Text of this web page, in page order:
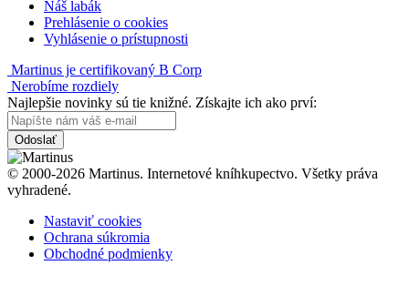
Náš labák
Prehlásenie o cookies
Vyhlásenie o prístupnosti
Martinus je certifikovaný B Corp
Nerobíme rozdiely
Najlepšie novinky sú tie knižné. Získajte ich ako prví:
Odoslať
© 2000-2026 Martinus. Internetové kníhkupectvo. Všetky práva
vyhradené.
Nastaviť cookies
Ochrana súkromia
Obchodné podmienky